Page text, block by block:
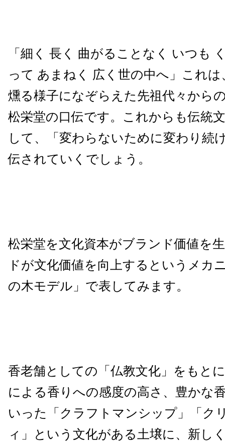
「細く 長く 曲がることなく いつも
って あまねく 広く世の中へ」これ
燻る様子になぞらえた先祖代々から
松栄堂の口伝です。これからも伝統
して、「変わらないために変わり続
伝されていくでしょう。
松栄堂を文化資本がブランド価値を
ドが文化価値を向上するというメカ
の木モデル」で表してみます。
香老舗としての「仏教文化」をもと
による香りへの感度の高さ、豊かな
いった「クラフトマンシップ」「ク
ィ」という文化がある土壌に、新し